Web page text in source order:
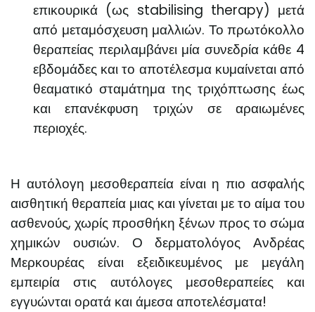
επικουρικά (ως stabilising therapy) μετά
από μεταμόσχευση μαλλιών. Το πρωτόκολλο
θεραπείας περιλαμβάνει μία συνεδρία κάθε 4
εβδομάδες και το αποτέλεσμα κυμαίνεται από
θεαματικό σταμάτημα της τριχόπτωσης έως
και επανέκφυση τριχών σε αραιωμένες
περιοχές.
Η αυτόλογη μεσοθεραπεία είναι η πιο ασφαλής
αισθητική θεραπεία μιας και γίνεται με το αίμα του
ασθενούς, χωρίς προσθήκη ξένων προς το σώμα
χημικών ουσιών. Ο δερματολόγος Ανδρέας
Μερκουρέας είναι εξειδικευμένος με μεγάλη
εμπειρία στις αυτόλογες μεσοθεραπείες και
εγγυώνται ορατά και άμεσα αποτελέσματα!